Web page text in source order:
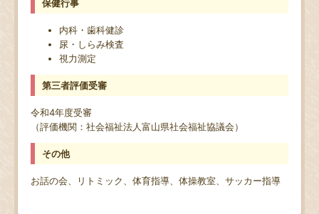
保健行事
内科・歯科健診
尿・しらみ検査
視力測定
第三者評価受審
令和4年度受審
（評価機関：社会福祉法人富山県社会福祉協議会）
その他
お話の会、リトミック、体育指導、体操教室、サッカー指導